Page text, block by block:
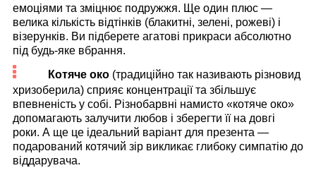
емоціями та зміцнює подружжя. Ще один плюс —
велика кількість відтінків (блакитні, зелені, рожеві) і
візерунків. Ви підберете агатові прикраси абсолютно
під будь-яке вбрання.
Котяче око (традиційно так називають різновид
хризоберила) сприяє концентрації та збільшує
впевненість у собі. Різнобарвні намисто «котяче око»
допомагають залучити любов і зберегти її на довгі
роки. А ще це ідеальний варіант для презента —
подарований котячий зір викликає глибоку симпатію до
віддарувача.